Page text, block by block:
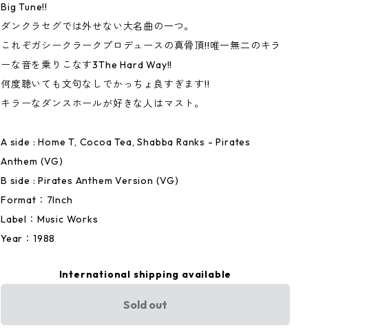
Big Tune!!
ダンクラセグでは外せない大名曲の一つ。
これぞガシークラークプロデュースの真骨頂!!唯一無二のキラ
ーな音を乗りこなす3The Hard Way!!
何度聴いても文句なしでかっちょ良すぎます!!
キラーなダンスホールが好きな人はマスト。
A side : Home T, Cocoa Tea, Shabba Ranks - Pirates
Anthem (VG)
B side : Pirates Anthem Version (VG)
Format：7Inch
Label：Music Works
Year：1988
International shipping available
Sold out